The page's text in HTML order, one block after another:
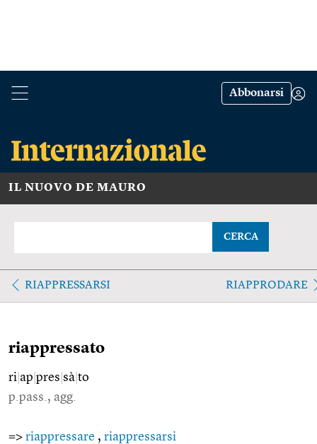
Abbonarsi
IL NUOVO DE MAURO
CERCA
RIAPPRESSARSI RIAPPRODARE
riappressato
ri ap pres sà to
p.pass., agg.
=> riappressare , riappressarsi